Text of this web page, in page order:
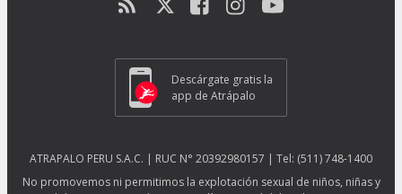
Descárgate gratis la
app de Atrápalo
ATRAPALO PERU S.A.C. | RUC N° 20392980157 | Tel: (511) 748-1400
No promovemos ni permitimos la explotación sexual de niños, niñas y